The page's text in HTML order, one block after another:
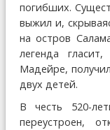
погибших.
выжил и,
на остров
легенда
Мадейре,
двух детей.
В честь 520-
переустроен,